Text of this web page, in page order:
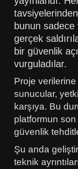
bunun sadece
gerçek
bir güvenlik
vurguladılar.
Proje verilerine
sunucular,
karşıya. Bu
platformun son
güvenlik
Şu anda
teknik